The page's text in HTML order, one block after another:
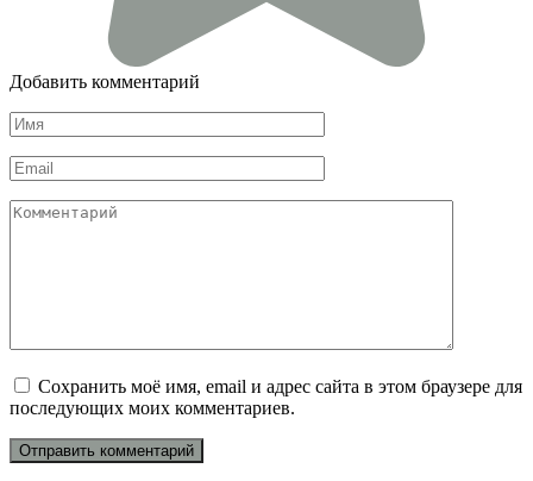
Добавить комментарий
Имя
*
Email
*
Комментарий
Сохранить моё имя, email и адрес сайта в этом браузере для
последующих моих комментариев.